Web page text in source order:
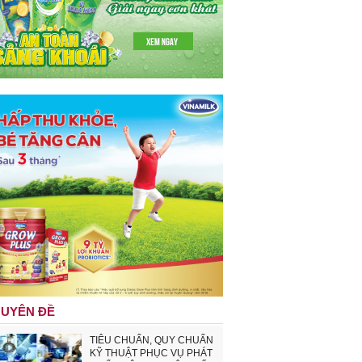
ĐỀ
TIÊU CHUẨN, QUY CHUẨN
KỸ THUẬT PHỤC VỤ PHÁT